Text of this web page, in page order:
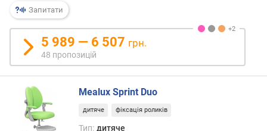
с
п
и
н
к
и
р
е
г
Запитати
5 989 — 6 507 грн.
48 пропозицій
Mealux Sprint Duo
дитяче фіксація роликів
Тип: дитяче